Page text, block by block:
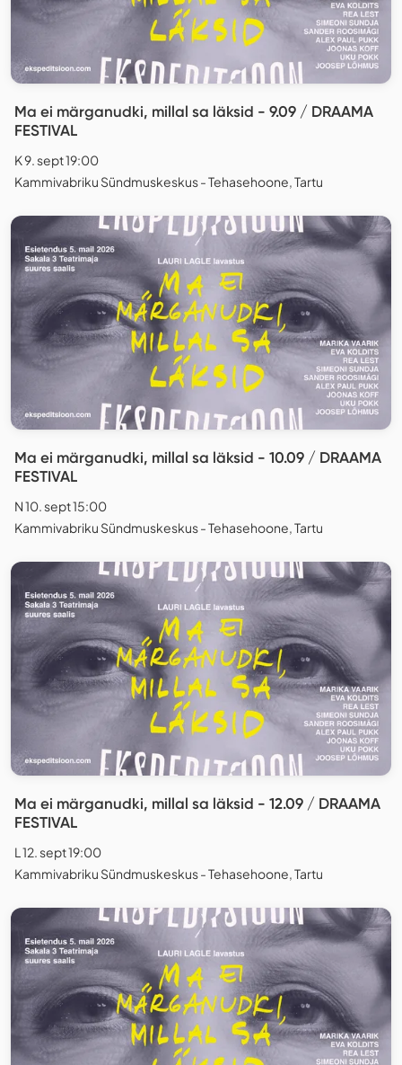
Ma ei märganudki, millal sa läksid - 9.09 / DRAAMA
FESTIVAL
K 9. sept 19:00
Kammivabriku Sündmuskeskus - Tehasehoone, Tartu
Ma ei märganudki, millal sa läksid - 10.09 / DRAAMA
FESTIVAL
N 10. sept 15:00
Kammivabriku Sündmuskeskus - Tehasehoone, Tartu
Ma ei märganudki, millal sa läksid - 12.09 / DRAAMA
FESTIVAL
L 12. sept 19:00
Kammivabriku Sündmuskeskus - Tehasehoone, Tartu